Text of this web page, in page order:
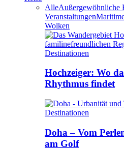
AlleAußergewöhnliche
Veranstaltungen
Wolken
Destinationen
Hochzeiger: Wo
Rhythmus findet
Destinationen
Doha – Vom
am Golf